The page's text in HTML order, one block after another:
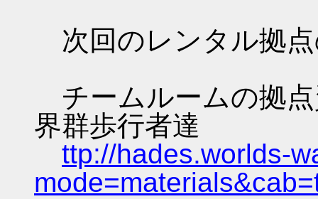
次回のレンタル拠
チームルームの拠
界群歩行者達
ttp://hades.worlds-